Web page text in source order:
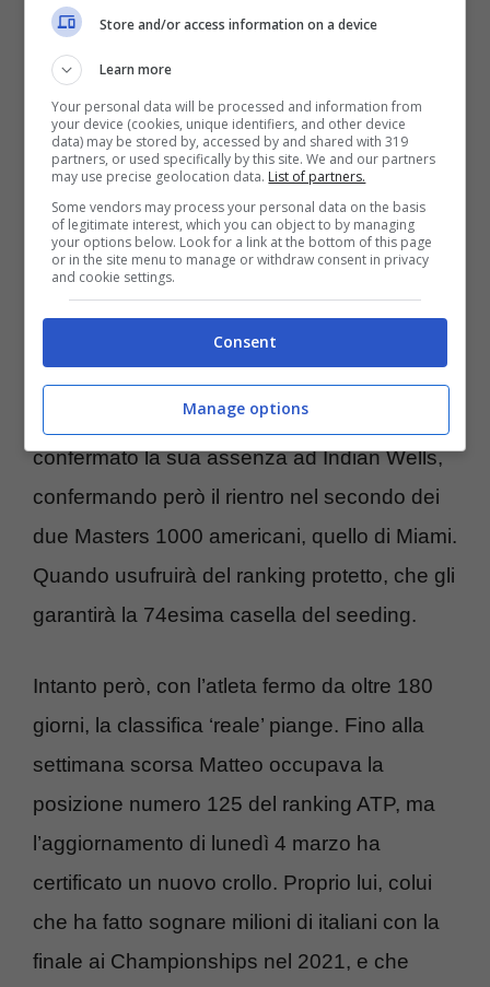
fatta, rinunciando successivamente anche
allo Slam di Melbourne e ai successivi
appuntamenti, fino a scollinare a marzo.
Berrettini, crollo verticale
nel ranking
Dopo aver finalmente annunciato, in via
ufficiale, il rientro alle competizioni al
via il prossimo 12 marzo, Matteo ha
confermato la sua assenza ad Indian Wells,
confermando però il rientro nel secondo dei
due Masters 1000 americani, quello di Miami.
Quando usufruirà del ranking protetto, che gli
garantirà la 74esima casella del seeding.
Intanto però, con l’atleta fermo da oltre 180
giorni, la classifica ‘reale’ piange. Fino alla
settimana scorsa Matteo occupava la
posizione numero 125 del ranking ATP, ma
l’aggiornamento di lunedì 4 marzo ha
certificato un nuovo crollo. Proprio lui, colui
che ha fatto sognare milioni di italiani con la
finale ai Championships nel 2021, e che
Store and/or access information on a device
Learn more
Your personal data will be processed and information from
your device (cookies, unique identifiers, and other device
data) may be stored by, accessed by and shared with 319
partners, or used specifically by this site. We and our partners
may use precise geolocation data. List of partners.
Some vendors may process your personal data on the basis
of legitimate interest, which you can object to by managing
your options below. Look for a link at the bottom of this page
or in the site menu to manage or withdraw consent in privacy
and cookie settings.
Consent
Manage options